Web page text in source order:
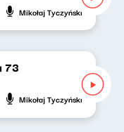
Mikołaj Tyczyński
73
Mikołaj Tyczyński